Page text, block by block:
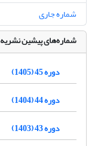
شماره جاری
شماره‌های پیشین نشریه
دوره 45 (1405)
دوره 44 (1404)
دوره 43 (1403)